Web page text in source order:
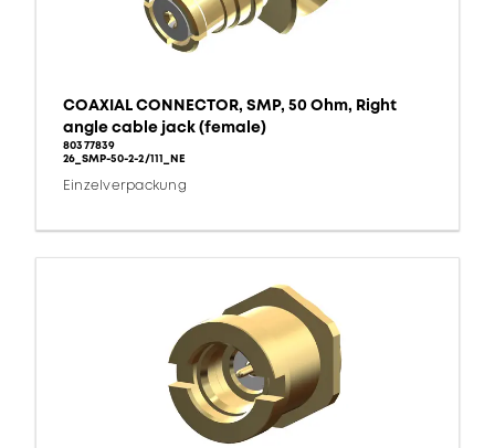
COAXIAL CONNECTOR, SMP, 50 Ohm, Right
angle cable jack (female)
80377839
26_SMP-50-2-2/111_NE
Einzelverpackung